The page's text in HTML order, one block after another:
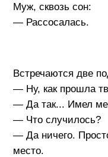
Муж, сквозь сон:
— Рассосалась.
Встречаются две
— Ну, как прошла
— Да так... Имел
— Что случилось?
— Да ничего.
место.